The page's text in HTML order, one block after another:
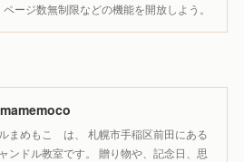
ページ数無制限などの機能を開放しよう。
まめもこ は、 札幌市手稲区前田にある
ンドル教室です。 贈り物や、記念日、思